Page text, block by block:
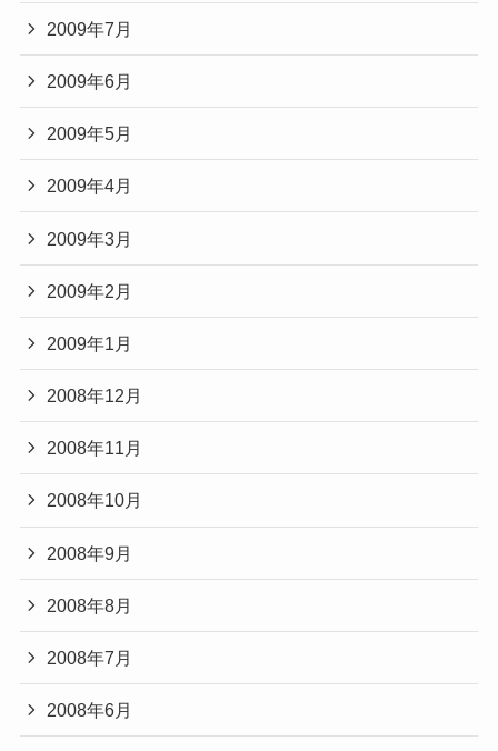
2009年7月
2009年6月
2009年5月
2009年4月
2009年3月
2009年2月
2009年1月
2008年12月
2008年11月
2008年10月
2008年9月
2008年8月
2008年7月
2008年6月